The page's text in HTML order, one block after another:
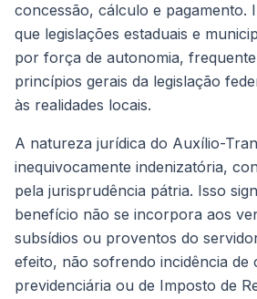
concessão, cálculo e pagamento.
que legislações estaduais e
por força de autonomia,
princípios gerais da legislação
às realidades locais.
A natureza jurídica do Auxílio-
inequivocamente indenizatória,
pela jurisprudência pátria. Isso
benefício não se incorpora aos
subsídios ou proventos do
efeito, não sofrendo incidência de
previdenciária ou de Imposto de